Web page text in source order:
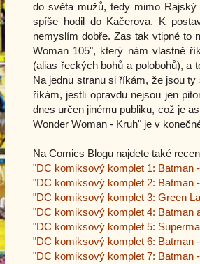
do světa mužů, tedy mimo
spíše hodil do Kačerova. K
nemyslím dobře. Zas tak vtipné to
Woman 105", který nám vlastně
(alias řeckých bohů a polobohů), a
Na jednu stranu si říkám, že jsou
říkám, jestli opravdu nejsou jen
dnes určen jinému publiku, což je
Wonder Woman - Kruh" je v
Na Comics Blogu najdete také
"DC komiksový komplet 1: Batman
"DC komiksový komplet 2: Batman
"DC komiksový komplet 3: Green
"DC komiksový komplet 4: Batman
"DC komiksový komplet 5:
"DC komiksový komplet 6: Batman
"DC komiksový komplet 7: Batman